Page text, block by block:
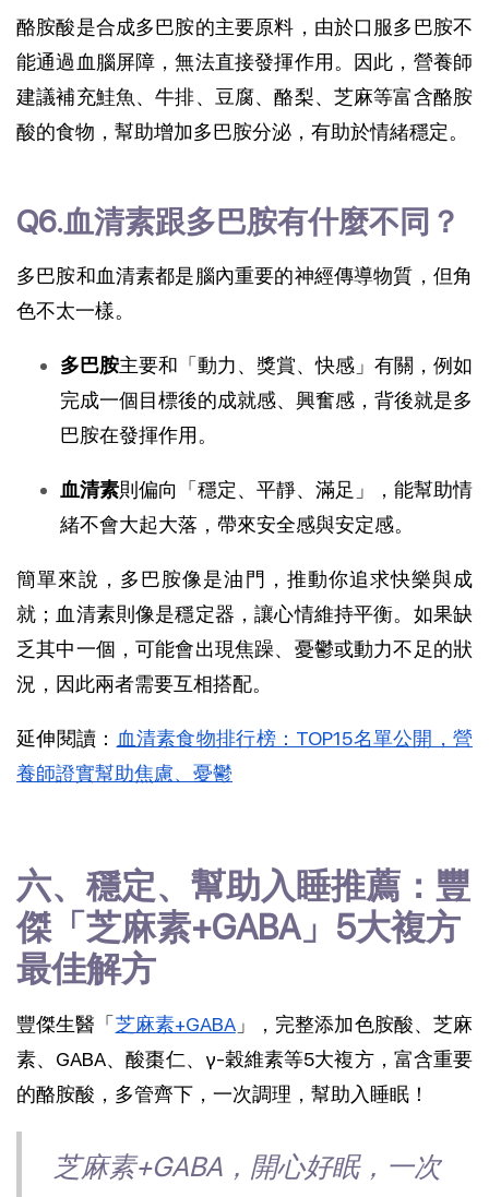
酪胺酸是合成多巴胺的主要原料，由於口服多巴胺不
能通過血腦屏障，無法直接發揮作用。因此，營養師
建議補充鮭魚、牛排、豆腐、酪梨、芝麻等富含酪胺
酸的食物，幫助增加多巴胺分泌，有助於情緒穩定。
Q6.血清素跟多巴胺有什麼不同？
多巴胺和血清素都是腦內重要的神經傳導物質，但角
色不太一樣。
多巴胺主要和「動力、獎賞、快感」有關，例如
完成一個目標後的成就感、興奮感，背後就是多
巴胺在發揮作用。
血清素則偏向「穩定、平靜、滿足」，能幫助情
緒不會大起大落，帶來安全感與安定感。
簡單來說，多巴胺像是油門，推動你追求快樂與成
就；血清素則像是穩定器，讓心情維持平衡。如果缺
乏其中一個，可能會出現焦躁、憂鬱或動力不足的狀
況，因此兩者需要互相搭配。
延伸閱讀： 血清素食物排行榜：TOP15名單公開，營
養師證實幫助焦慮、憂鬱
六、穩定、幫助入睡推薦：豐
傑「芝麻素+GABA」5大複方
最佳解方
豐傑生醫「芝麻素+GABA」，完整添加色胺酸、芝麻
素、GABA、酸棗仁、 γ-穀維素等5大複方，富含重要
的酪胺酸，多管齊下，一次調理，幫助入睡眠！
芝麻素+GABA，開心好眠，一次